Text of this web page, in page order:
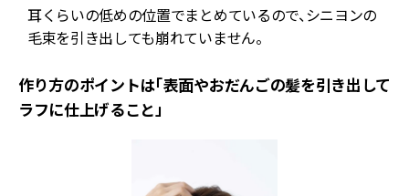
耳くらいの低めの位置でまとめているので、シニヨンの
毛束を引き出しても崩れていません。
作り方のポイントは「表面やおだんごの髪を引き出して
ラフに仕上げること」